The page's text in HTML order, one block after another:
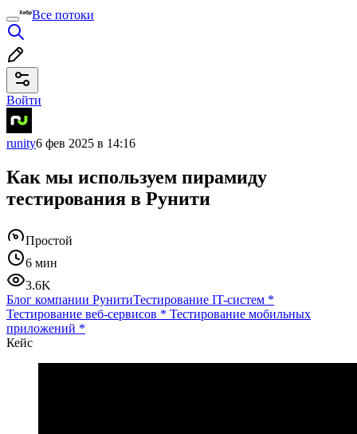
Все потоки
Войти
runity6 фев 2025 в 14:16
Как мы используем пирамиду
тестирования в Рунити
Простой
6 мин
3.6K
Блог компании РунитиТестирование IT-систем *
Тестирование веб-сервисов * Тестирование мобильных
приложений *
Кейс